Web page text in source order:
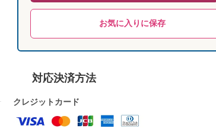
お気に入りに保存
対応決済方法
クレジットカード